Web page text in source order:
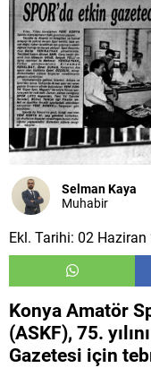
Selman Kaya
Muhabir
Ekl. Tarihi: 02
Konya Amatör
(ASKF), 75.
Gazetesi için